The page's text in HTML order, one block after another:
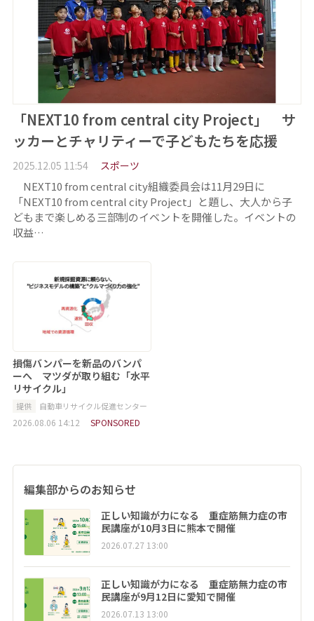
「NEXT10 from central city Project」 サ
ッカーとチャリティーで子どもたちを応援
2025.12.05 11:54 スポーツ
NEXT10 from central city組織委員会は11月29日に
「NEXT10 from central city Project」と題し、大人から子
どもまで楽しめる三部制のイベントを開催した。イベントの
収益…
損傷バンパーを新品のバンパ
ーへ マツダが取り組む「水平
リサイクル」
提供 自動車リサイクル促進センター
2026.08.06 14:12 SPONSORED
編集部からのお知らせ
正しい知識が力になる 重症筋無力症の市
民講座が10月3日に熊本で開催
2026.07.27 13:00
正しい知識が力になる 重症筋無力症の市
民講座が9月12日に愛知で開催
2026.07.13 13:00